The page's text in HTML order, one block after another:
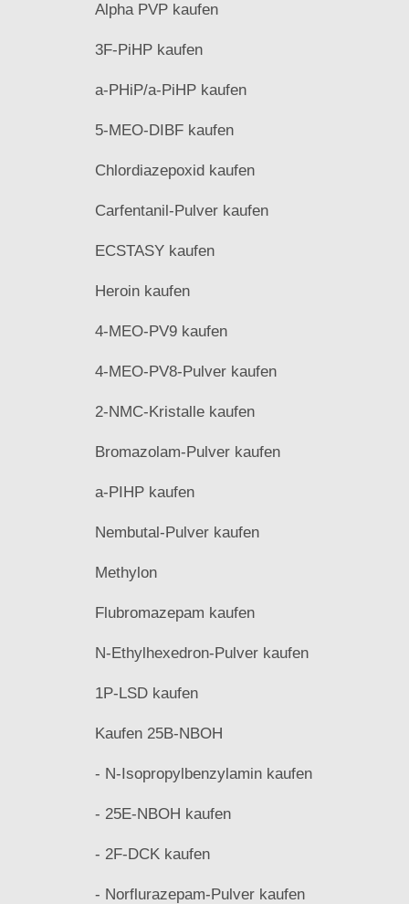
Alpha PVP kaufen
3F-PiHP kaufen
a-PHiP/a-PiHP kaufen
5-MEO-DIBF kaufen
Chlordiazepoxid kaufen
Carfentanil-Pulver kaufen
ECSTASY kaufen
Heroin kaufen
4-MEO-PV9 kaufen
4-MEO-PV8-Pulver kaufen
2-NMC-Kristalle kaufen
Bromazolam-Pulver kaufen
a-PIHP kaufen
Nembutal-Pulver kaufen
Methylon
Flubromazepam kaufen
N-Ethylhexedron-Pulver kaufen
1P-LSD kaufen
Kaufen 25B-NBOH
- N-Isopropylbenzylamin kaufen
- 25E-NBOH kaufen
- 2F-DCK kaufen
- Norflurazepam-Pulver kaufen